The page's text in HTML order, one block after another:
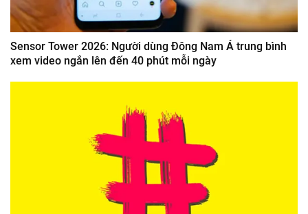
Sensor Tower 2026: Người dùng Đông Nam Á trung bình
xem video ngắn lên đến 40 phút mỗi ngày